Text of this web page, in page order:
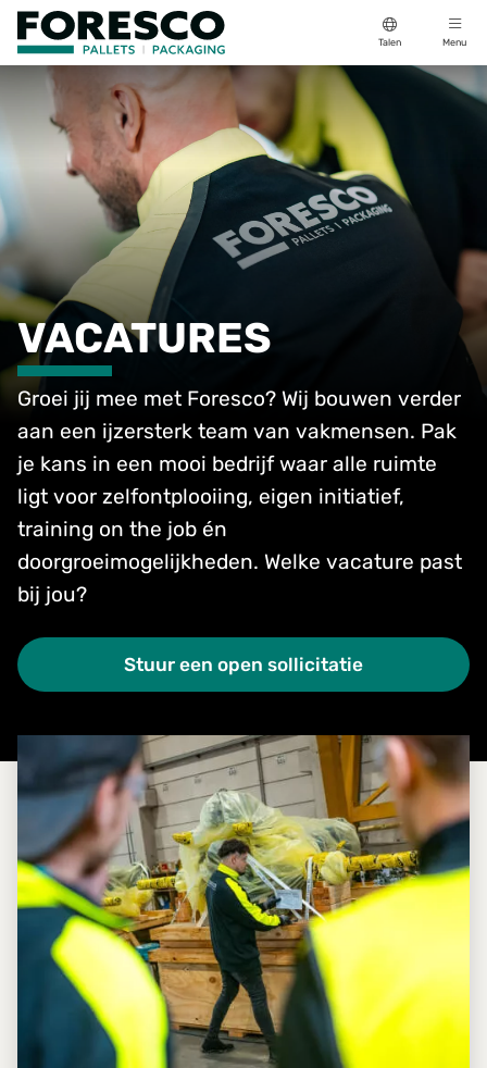
Talen Menu
VACATURES
Groei jij mee met Foresco? Wij bouwen verder
aan een ijzersterk team van vakmensen. Pak
je kans in een mooi bedrijf waar alle ruimte
ligt voor zelfontplooiing, eigen initiatief,
training on the job én
doorgroeimogelijkheden. Welke vacature past
bij jou?
Stuur een open sollicitatie